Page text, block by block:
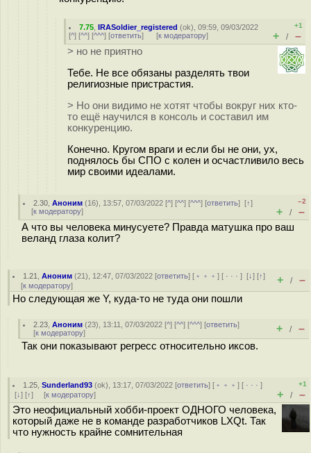
7.75 ,IRASoldier_registered (ok), 09:59, 09/03/2022
[^] [^^] [^^^] [ответить] [к модератору]
+1
+ / –
> но не приятно
Тебе. Не все обязаны разделять твои
религиозные пристрастия.
> Но они видимо не хотят чтобы вокруг них кто-
то ещё научился в консоль и составил им
конкуренцию.
Конечно. Кругом враги и если бы не они, ух,
поднялось бы СПО с колен и осчастливило весь
мир своими идеалами.
2.30 ,Аноним (16), 13:57, 07/03/2022 [^] [^^] [^^^] [ответить][↑]
[к модератору]
–2
+ / –
А что вы человека минусуете? Правда матушка про ваш
веланд глаза колит?
1.21 ,Аноним (21), 12:47, 07/03/2022 [ответить] [ ﹢﹢﹢] [ · · ·][↓] [↑]
[к модератору] + / –
Но следующая же Y, куда-то не туда они пошли
2.23 ,Аноним (23), 13:11, 07/03/2022 [^] [^^] [^^^] [ответить]
[к модератору] + / –
Так они показывают регресс относительно иксов.
1.25 ,Sunderland93 (ok), 13:17, 07/03/2022 [ответить] [ ﹢﹢﹢] [ · · ·]
[↓] [↑] [к модератору]
+1
+ / –
Это неофициальный хобби-проект ОДНОГО человека,
который даже не в команде разработчиков LXQt. Так
что нужность крайне сомнительная